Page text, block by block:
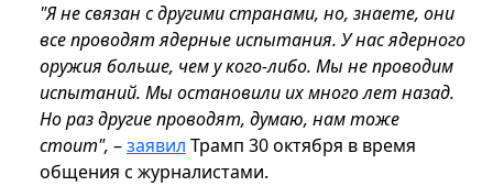
"Я не связан с другими странами, но, знаете, они
все проводят ядерные испытания. У нас ядерного
оружия больше, чем у кого-либо. Мы не проводим
испытаний. Мы остановили их много лет назад.
Но раз другие проводят, думаю, нам тоже
стоит", –заявил Трамп 30 октября в время
общения с журналистами.